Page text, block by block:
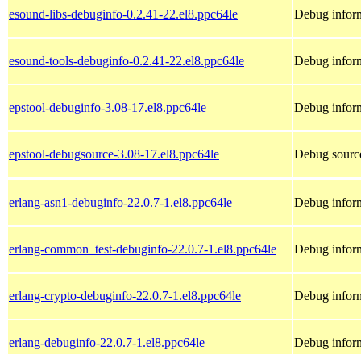
esound-libs-debuginfo-0.2.41-22.el8.ppc64le Debug
esound-tools-debuginfo-0.2.41-22.el8.ppc64le Debug
epstool-debuginfo-3.08-17.el8.ppc64le Debug
epstool-debugsource-3.08-17.el8.ppc64le Debug
erlang-asn1-debuginfo-22.0.7-1.el8.ppc64le Debug
erlang-common_test-debuginfo-22.0.7-1.el8.ppc64le Debug
erlang-crypto-debuginfo-22.0.7-1.el8.ppc64le Debug
erlang-debuginfo-22.0.7-1.el8.ppc64le Debug